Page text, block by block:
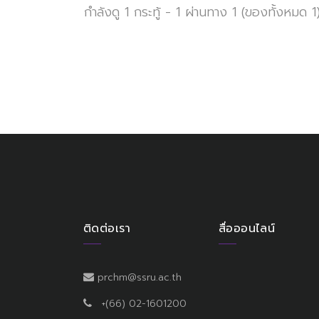
กำลังดู 1 กระทู้ - 1 ผ่านทาง 1 (ของทั้งหมด
ติดต่อเรา
prchm@ssru.ac.th
+(66) 02-1601200
สื่อออนไลน์